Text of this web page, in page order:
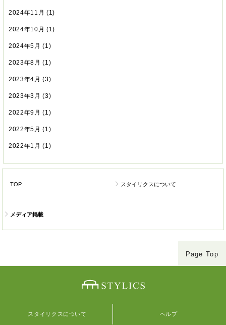
2024年11月 (1)
2024年10月 (1)
2024年5月 (1)
2023年8月 (1)
2023年4月 (3)
2023年3月 (3)
2022年9月 (1)
2022年5月 (1)
2022年1月 (1)
TOP スタイリクスについて
メディア掲載
Page Top
スタイリクスについて ヘルプ